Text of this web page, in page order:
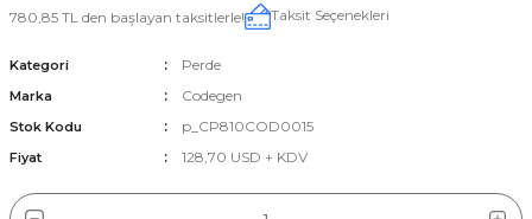
780,85 TL den başlayan taksitlerle! Taksit Seçenekleri
Kategori Perde
Marka Codegen
Stok Kodu p_CP810COD0015
Fiyat 128,70 USD + KDV